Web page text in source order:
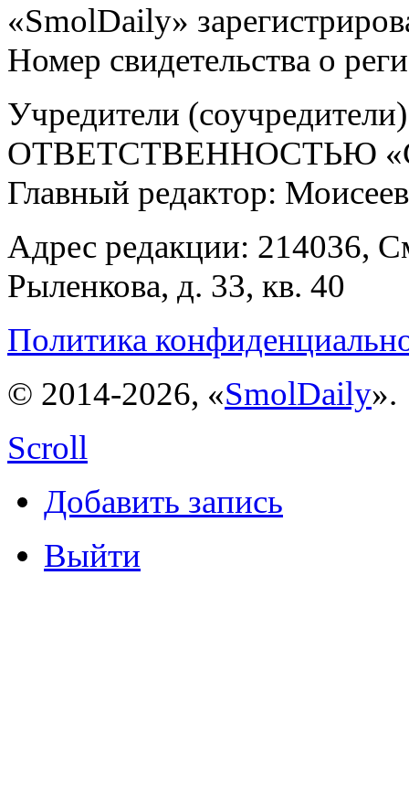
«SmolDaily»
Номер свидетельства о
Учредители
ОТВЕТСТВЕННОСТЬЮ
Главный редактор:
Адрес редакции: 214036,
Рыленкова, д. 33, кв. 40
Политика
© 2014-2026, «SmolDaily».
Scroll
Добавить запись
Выйти